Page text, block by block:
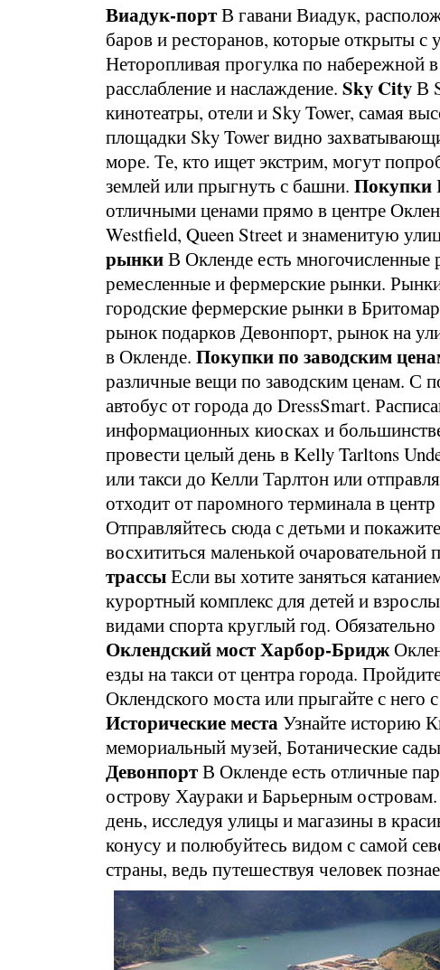
Виадук-портВ гавани Виадук,
баров и ресторанов, которые открыты с
Неторопливая прогулка по набережной
расслабление и наслаждение. Sky CityВ
кинотеатры, отели и Sky Tower, самая
площадки Sky Tower видно
море. Те, кто ищет экстрим, могут
землей или прыгнуть с башни. Покупки
отличными ценами прямо в центре
Westfield, Queen Street и знаменитую
рынкиВ Окленде есть
ремесленные и фермерские рынки.
городские фермерские рынки в
рынок подарков Девонпорт, рынок на
в Окленде. Покупки по заводским
различные вещи по заводским ценам. С
автобус от города до DressSmart.
информационных киосках и
провести целый день в Kelly Tarltons
или такси до Келли Тарлтон или
отходит от паромного терминала в
Отправляйтесь сюда с детьми и
восхититься маленькой
трассыЕсли вы хотите заняться
курортный комплекс для детей и
видами спорта круглый год.
Оклендский мост Харбор-Бридж
езды на такси от центра города.
Оклендского моста или прыгайте с
Исторические местаУзнайте историю
мемориальный музей, Ботанические
ДевонпортВ Окленде есть отличные
острову Хаураки и Барьерным
день, исследуя улицы и магазины в
конусу и полюбуйтесь видом с самой
страны, ведь путешествуя человек